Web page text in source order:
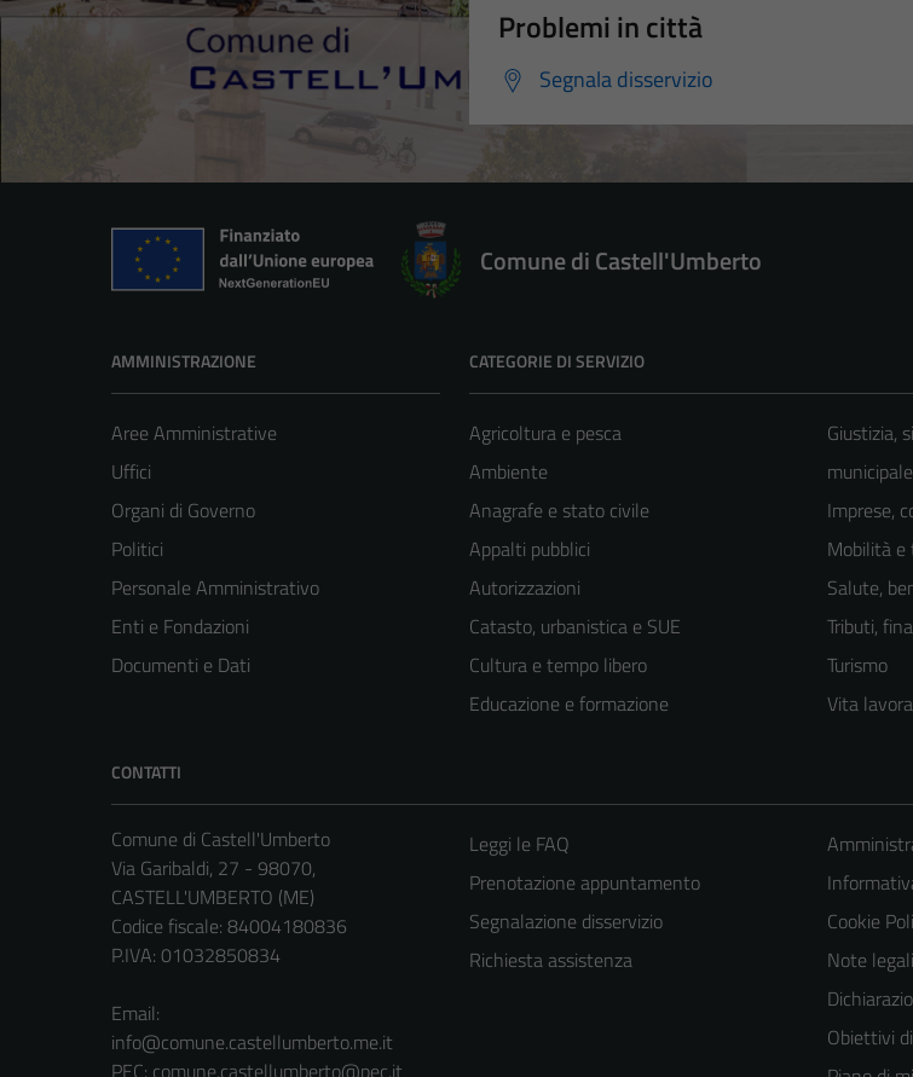
Problemi in città
Segnala disservizio
Comune di Castell'Umberto
AMMINISTRAZIONE
Aree Amministrative
Uffici
Organi di Governo
Politici
Personale Amministrativo
Enti e Fondazioni
Documenti e Dati
CATEGORIE DI SERVIZIO
Agricoltura e pesca
Ambiente
Anagrafe e stato civile
Appalti pubblici
Autorizzazioni
Catasto, urbanistica e SUE
Cultura e tempo libero
Educazione e formazione
Giustizia,
municipale
Imprese,
Mobilità e
Salute,
Tributi,
Turismo
Vita
CONTATTI
Comune di Castell'Umberto
Via Garibaldi, 27 - 98070,
CASTELL'UMBERTO (ME)
Codice fiscale: 84004180836
P.IVA: 01032850834
Email:
info@comune.castellumberto.me.it
PEC: comune.castellumberto@pec.it
Leggi le FAQ
Prenotazione appuntamento
Segnalazione disservizio
Richiesta assistenza
Cookie
Note legali
Obiettivi
Tecnici
Questi
sono
per il